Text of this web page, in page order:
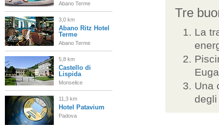
Tre
La
Una
Abano Terme
3,0 km
Abano Ritz Hotel
Terme
Abano Terme
5,8 km
Castello di
Lispida
Monselice
11,3 km
Hotel Patavium
Padova